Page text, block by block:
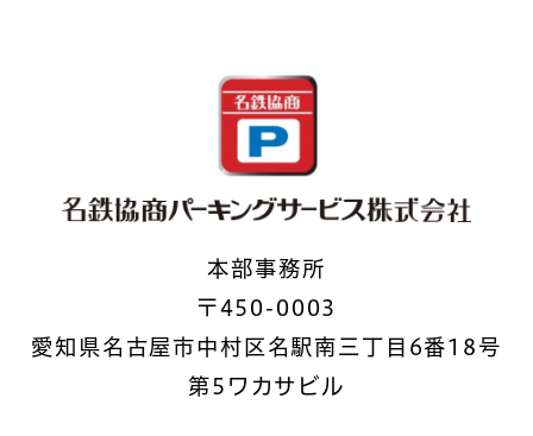
本部事務所
〒450-0003
愛知県名古屋市中村区名駅南三丁目6番18号
第5ワカサビル